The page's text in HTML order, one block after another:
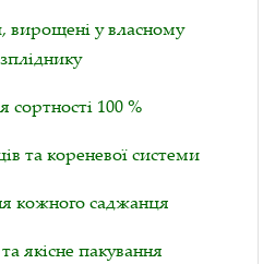
вирощені у власному
сортності 100 %
та кореневої системи
кожного саджанця
якісне пакування